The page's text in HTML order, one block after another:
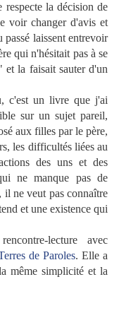
la décision de
voir changer d'avis et
laissent entrevoir
qui n'hésitait pas à se
et la faisait sauter d'un
c'est un livre que j'ai
sur un sujet pareil,
aux filles par le père,
les difficultés liées au
des uns et des
ne manque pas de
il ne veut pas connaître
et une existence qui
lecture avec
de Paroles. Elle a
même simplicité et la